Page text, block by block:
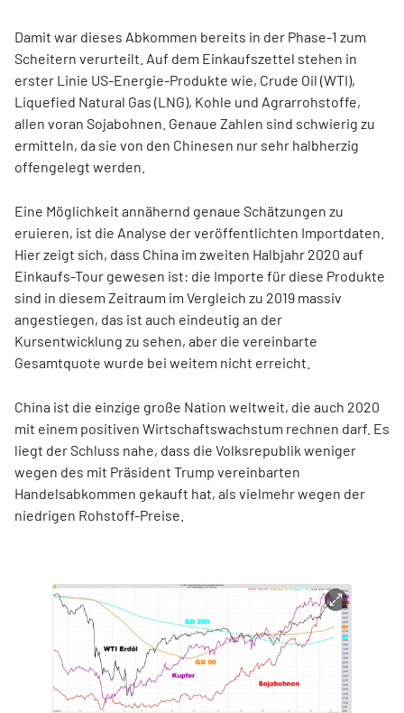
Damit war dieses Abkommen bereits in der Phase-1 zum
Scheitern verurteilt. Auf dem Einkaufszettel stehen in
erster Linie US-Energie-Produkte wie, Crude Oil (WTI),
Liquefied Natural Gas (LNG), Kohle und Agrarrohstoffe,
allen voran Sojabohnen. Genaue Zahlen sind schwierig zu
ermitteln, da sie von den Chinesen nur sehr halbherzig
offengelegt werden.
Eine Möglichkeit annähernd genaue Schätzungen zu
eruieren, ist die Analyse der veröffentlichten Importdaten.
Hier zeigt sich, dass China im zweiten Halbjahr 2020 auf
Einkaufs-Tour gewesen ist: die Importe für diese Produkte
sind in diesem Zeitraum im Vergleich zu 2019 massiv
angestiegen, das ist auch eindeutig an der
Kursentwicklung zu sehen, aber die vereinbarte
Gesamtquote wurde bei weitem nicht erreicht.
China ist die einzige große Nation weltweit, die auch 2020
mit einem positiven Wirtschaftswachstum rechnen darf. Es
liegt der Schluss nahe, dass die Volksrepublik weniger
wegen des mit Präsident Trump vereinbarten
Handelsabkommen gekauft hat, als vielmehr wegen der
niedrigen Rohstoff-Preise.